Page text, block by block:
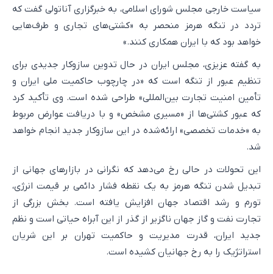
سیاست خارجی مجلس شورای اسلامی، به خبرگزاری آناتولی گفت که
تردد در تنگه هرمز منحصر به «کشتی‌های تجاری و طرف‌هایی
خواهد بود که با ایران همکاری کنند.»
به گفته عزیزی، مجلس ایران در حال تدوین سازوکار جدیدی برای
تنظیم عبور از تنگه است که «در چارچوب حاکمیت ملی ایران و
تأمین امنیت تجارت بین‌المللی» طراحی شده است. وی تأکید کرد
که عبور کشتی‌ها از «مسیری مشخص» و با دریافت عوارض مربوط
به «خدمات تخصصی» ارائه‌شده در این سازوکار جدید انجام خواهد
شد.
این تحولات در حالی رخ می‌دهد که نگرانی در بازار‌های جهانی از
تبدیل شدن تنگه هرمز به یک نقطه فشار دائمی بر قیمت انرژی،
تورم و رشد اقتصاد جهان افزایش یافته است. بخش بزرگی از
تجارت نفت و گاز جهان ناگزیر از گذر از این آبراه حیاتی است و نظم
جدید ایران، قدرت مدیریت و حاکمیت تهران بر این شریان
استراتژیک را به رخ جهانیان کشیده است.